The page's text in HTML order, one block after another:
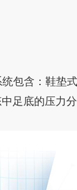
包含：鞋垫
足底的压力